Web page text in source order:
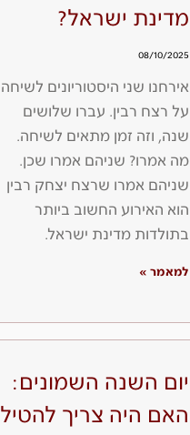
מדינת ישראל?
08/10/2025
אירחנו שני היסטוריונים לשיחה
על רצח רבין. עברו שלושים
שנה, וזה זמן מתאים לשיחה.
מה אמרו? שניהם אמרו שכן.
שניהם אמרו שרצח יצחק רבין
הוא האירוע החשוב ביותר
בתולדות מדינת ישראל.
למאמר »
יום השנה השמונים:
האם היה צריך להטיל